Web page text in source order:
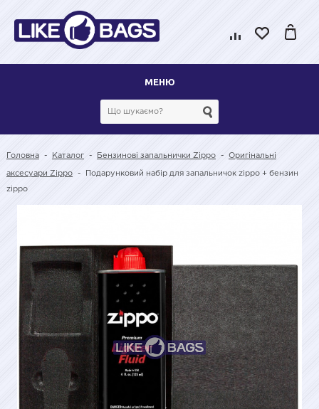
МЕНЮ
Головна - Каталог - Бензинові запальнички Zippo - Оригінальні
аксесуари Zippo - Подарунковий набір для запальничок zippo + бензин
zippo